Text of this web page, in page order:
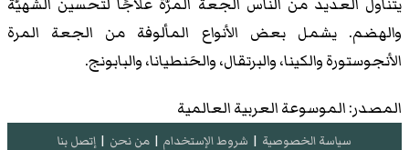
يتناول العديد من الناس الجعة المرّة علاجًا لتحسين الشهيّة
والهضم. يشمل بعض الأنواع المألوفة من الجعة المرة
الأنجوستورة والكينا، والبرتقال، والحَنطيانا، والبابونج.
المصدر: الموسوعة العربية العالمية
سياسة الخصوصية | شروط الإستخدام | من نحن | إتصل بنا